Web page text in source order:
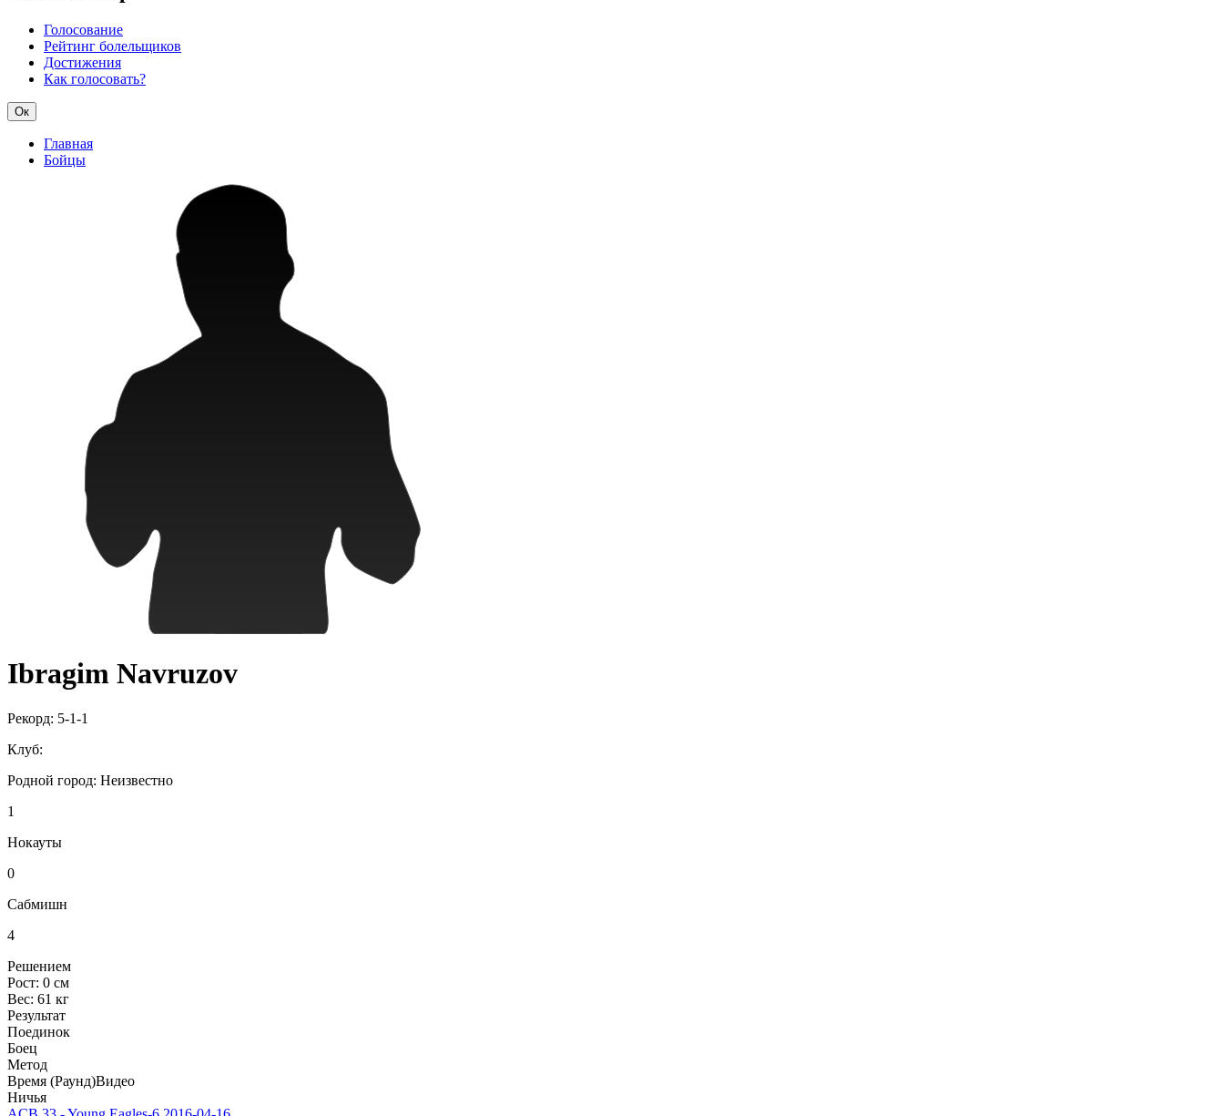
Голосование
Рейтинг болельщиков
Достижения
Как голосовать?
Ок
Главная
Бойцы
Ibragim Navruzov
Рекорд: 5-1-1
Клуб:
Родной город: Неизвестно
1
Нокауты
0
Сабмишн
4
Решением
Рост: 0 см
Вес: 61 кг
Результат
Поединок
Боец
Метод
Время (Раунд)Видео
Ничья